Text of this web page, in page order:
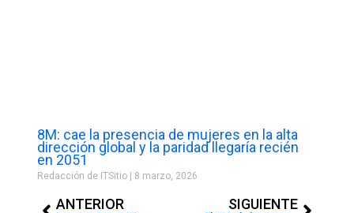
8M: cae la presencia de mujeres en la alta
dirección global y la paridad llegaría recién
en 2051
Redacción de ITSitio 8 marzo, 2026
ANTERIOR SIGUIENTE